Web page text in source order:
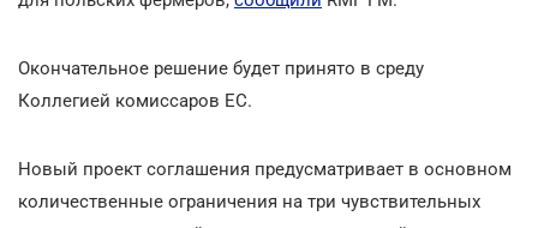
Окончательное решение будет принято в среду
Коллегией комиссаров ЕС.
Новый проект соглашения предусматривает в основном
количественные ограничения на три чувствительных